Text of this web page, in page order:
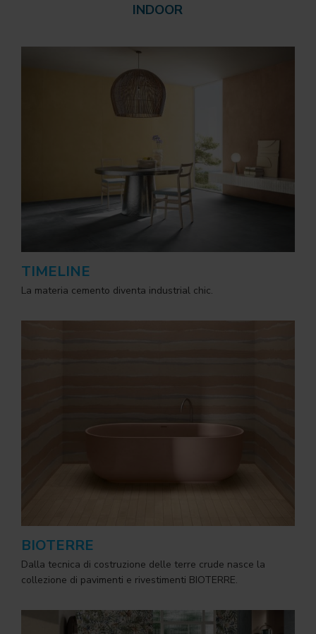
INDOOR
TIMELINE
La materia cemento diventa industrial chic.
BIOTERRE
Dalla tecnica di costruzione delle terre crude nasce la
collezione di pavimenti e rivestimenti BIOTERRE.